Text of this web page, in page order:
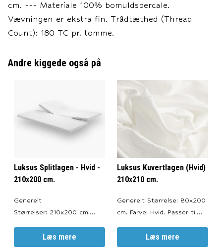
cm. --- Materiale 100% bomuldspercale.
Vævningen er ekstra fin. Trådtæthed (Thread
Count): 180 TC pr. tomme.
Andre kiggede også på
Luksus Splitlagen - Hvid -
210x200 cm.
Generelt
Størrelser: 210x200 cm.
hoved- og fodende.
Produceret i: Portugal.
Læs mere
Luksus Kuvertlagen (Hvid)
210x210 cm.
Generelt Størrelse: 80x200
cm. Farve: Hvid. Passer til
på 6-10 cm. --- Materiale
100% bomuldssatin.
Læs mere